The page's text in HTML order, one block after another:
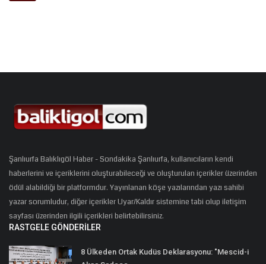
Şanlıurfa Balıklıgöl Haber - Sondakika Şanlıurfa, kullanıcıların kendi
haberlerini ve içeriklerini oluşturabileceği ve oluşturulan içerikler üzerinden
ödül alabildiği bir platformdur. Yayınlanan köşe yazılarından yazı sahibi
yazar sorumludur, diğer içerikler Uyar/Kaldır sistemine tabi olup iletişim
sayfası üzerinden ilgili içerikleri belirtebilirsiniz.
RASTGELE GÖNDERILER
8 Ülkeden Ortak Kudüs Deklarasyonu: "Mescid-i